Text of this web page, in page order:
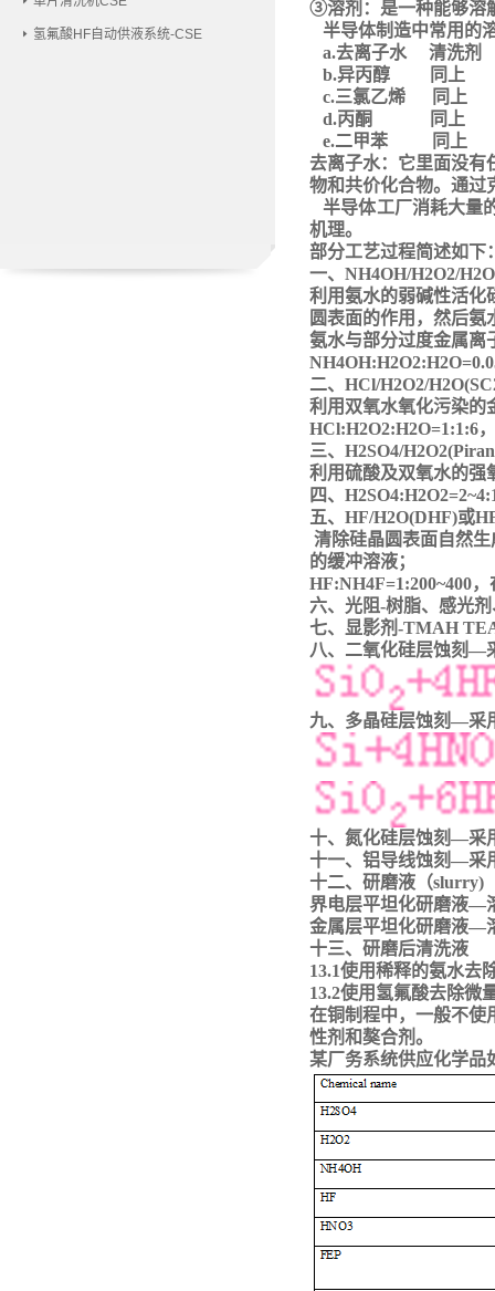
氢氟酸HF自动供液系统-CSE
③溶剂：是一种能够溶
半导体制造中常用的
a.去离子水 清洗剂
b.异丙醇 同上
c.三氯乙烯 同上
d.丙酮 同上
e.二甲苯 同上
去离子水：它里面没有
物和共价化合物。通过
半导体工厂消耗大量
机理。
部分工艺过程简述如下
一、 NH4OH/H2O2/
利用氨水的弱碱性活化
圆表面的作用，然后氨
氨水与部分过度金属离
二、 HCl/H2O2/
利用双氧水氧化污染的
HCl:H2O2:H2O=1:1:6
三、 H2SO4/
利用硫酸及双氧水的强
四、
五、 HF/H2O(DHF)或
清除硅晶圆表面自然
的缓冲溶液；
HF:NH4F=1:200~400
六、光阻-树脂、感光
七、显影剂-TMAH
八、二氧化硅层蚀刻—
九、多晶硅层蚀刻—采
十、氮化硅层蚀刻—采
十一、铝导线蚀刻—采
十二、研磨液（slurry)
界电层平坦化研磨液—
金属层平坦化研磨液—
十三、研磨后清洗液
13.1使用稀释的氨水去
13.2使用氢氟酸去除微
在铜制程中，一般不使
性剂和獒合剂。
某厂务系统供应化学品